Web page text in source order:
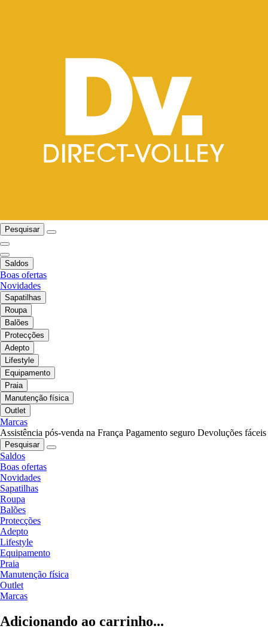
Pesquisar
Saldos
Boas ofertas
Novidades
Sapatilhas
Roupa
Balões
Protecções
Adepto
Lifestyle
Equipamento
Praia
Manutenção física
Outlet
Marcas
Assistência pós-venda na França Pagamento seguro Devoluções fáceis
Pesquisar
Saldos
Boas ofertas
Novidades
Sapatilhas
Roupa
Balões
Protecções
Adepto
Lifestyle
Equipamento
Praia
Manutenção física
Outlet
Marcas
Adicionando ao carrinho...